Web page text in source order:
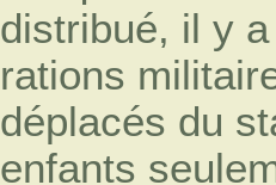
distribué, il y
rations
déplacés du
enfants